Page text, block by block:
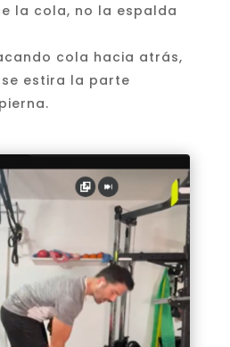
la cola, no la espalda
cola hacia atrás,
estira la parte